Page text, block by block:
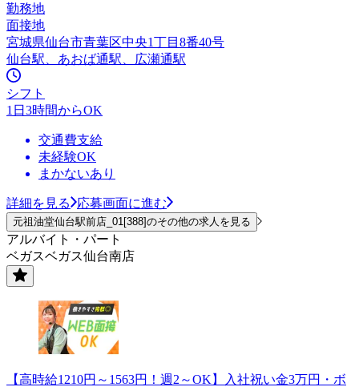
勤務地
面接地
宮城県仙台市青葉区中央1丁目8番40号
仙台駅、あおば通駅、広瀬通駅
シフト
1日3時間からOK
交通費支給
未経験OK
まかないあり
詳細を見る 応募画面に進む
元祖油堂仙台駅前店_01[388]のその他の求人を見る
アルバイト・パート
ベガスベガス仙台南店
【高時給1210円～1563円！週2～OK】入社祝い金3万円・ボ